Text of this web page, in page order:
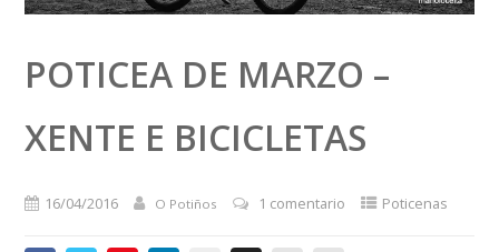
POTICEA DE MARZO –
XENTE E BICICLETAS
16/04/2016 O Potiños 1 comentario Poticenas